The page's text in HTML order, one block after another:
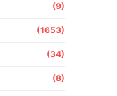
(9)
(1653)
(34)
(8)